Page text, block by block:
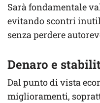
Sarà fondamentale
evitando scontri
senza perdere
Denaro e
Dal punto di vista
miglioramenti,